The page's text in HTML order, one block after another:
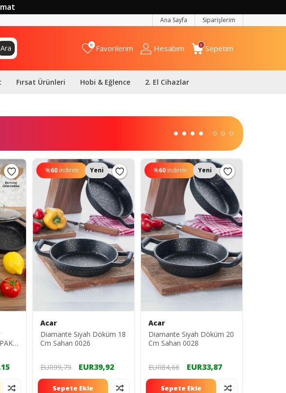
Ana Sayfa Siparişlerim
Ara 0 Favorilerim Hesabım 0 Sepetim
Fırsat Ürünleri Hobi & Eğlence 2. El Cihazlar
%60 İndirim Yeni
Acar
Diamante Siyah Döküm 18
Cm Sahan 0026
EUR99,79 EUR39,92
Sepete Ekle
%60 İndirim Yeni
Acar
Diamante Siyah Döküm 20
Cm Sahan 0028
EUR84,66 EUR33,87
Sepete Ekle